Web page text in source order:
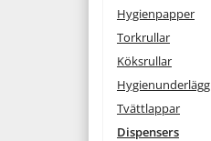
Hygienpapper
Torkrullar
Köksrullar
Hygienunderlägg
Tvättlappar
Dispensers